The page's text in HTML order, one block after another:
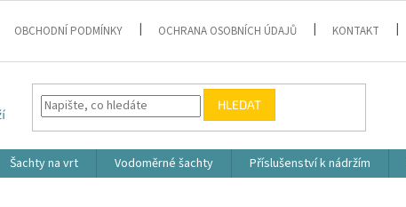
OBCHODNÍ PODMÍNKY OCHRANA OSOBNÍCH ÚDAJŮ KONTAKT
HLEDAT
Šachty na vrt Vodoměrné šachty Příslušenství k nádržím